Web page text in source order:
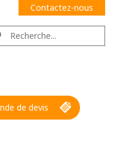
Contactez-nous
de devis